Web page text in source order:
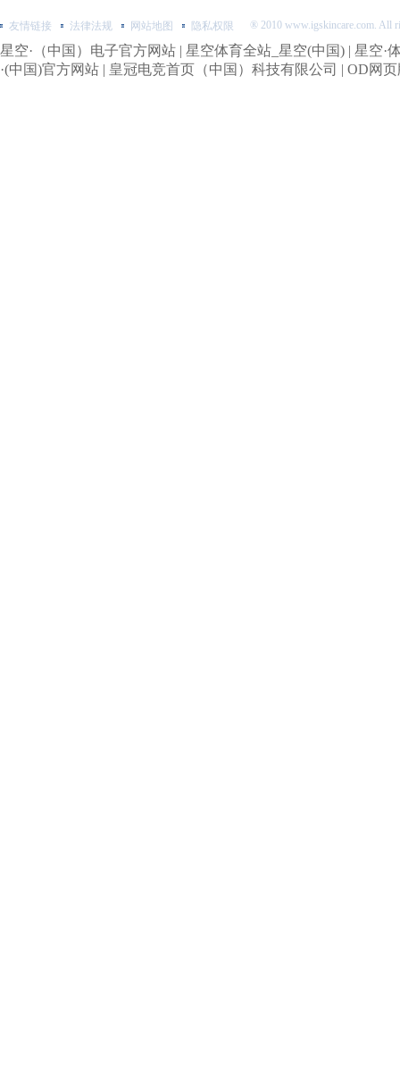
友情链接 法律法规 网站地图 隐私权限 ® 2010 www.igskincare.com. All
星空·（中国）电子官方网站 | 星空体育全站_星空(中国) | 星空·
·(中国)官方网站 | 皇冠电竞首页（中国）科技有限公司 | OD网页